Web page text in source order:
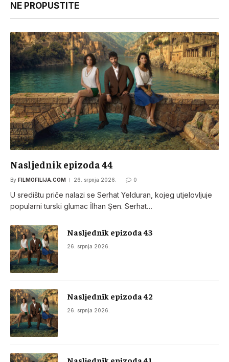
NE PROPUSTITE
Nasljednik epizoda 44
By FILMOFILIJA.COM 26. srpnja 2026. 0
U središtu priče nalazi se Serhat Yelduran, kojeg utjelovljuje
popularni turski glumac İlhan Şen. Serhat…
Nasljednik epizoda 43
26. srpnja 2026.
Nasljednik epizoda 42
26. srpnja 2026.
Nasljednik epizoda 41